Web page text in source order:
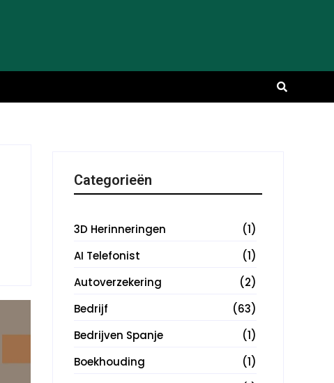
Categorieën
3D Herinneringen
(1)
AI Telefonist
(1)
Autoverzekering
(2)
Bedrijf
(63)
Bedrijven Spanje
(1)
Boekhouding
(1)